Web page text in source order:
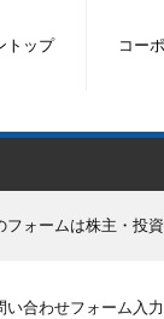
トップ コー
フォームは株主・投
い合わせフォーム入